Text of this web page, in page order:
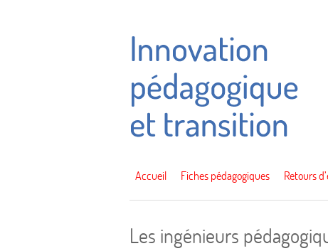
Accueil Fiches pédagogiques Retours
Les ingénieurs